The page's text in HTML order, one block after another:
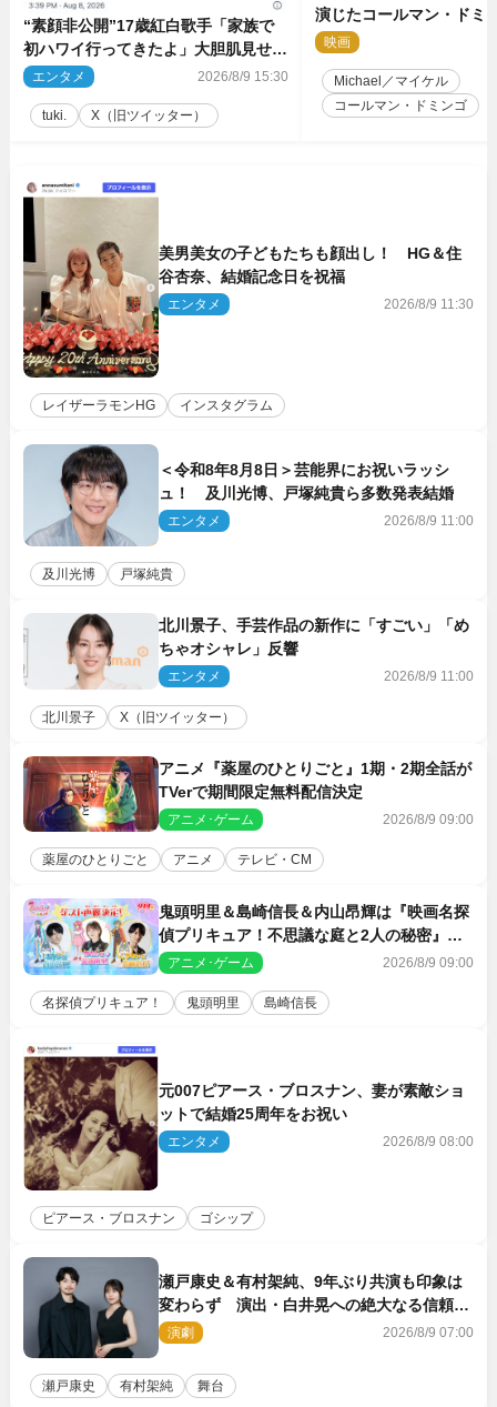
“素顔非公開”17歳紅白歌手「家族で
初ハワイ行ってきたよ」大胆肌見せシ
ョット公開
エンタメ 2026/8/9 15:30
tuki. X（旧ツイッター）
演じたコールマン・ドミ
イクに2時間半かかって
映画
Michael／マイケル
コールマン・ドミンゴ
美男美女の子どもたちも顔出し！ HG＆住
谷杏奈、結婚記念日を祝福
エンタメ 2026/8/9 11:30
レイザーラモンHG インスタグラム
＜令和8年8月8日＞芸能界にお祝いラッシ
ュ！ 及川光博、戸塚純貴ら多数発表結婚
エンタメ 2026/8/9 11:00
及川光博 戸塚純貴
北川景子、手芸作品の新作に「すごい」「め
ちゃオシャレ」反響
エンタメ 2026/8/9 11:00
北川景子 X（旧ツイッター）
アニメ『薬屋のひとりごと』1期・2期全話が
TVerで期間限定無料配信決定
アニメ･ゲーム 2026/8/9 09:00
薬屋のひとりごと アニメ テレビ・CM
鬼頭明里＆島崎信長＆内山昂輝は『映画名探
偵プリキュア！不思議な庭と2人の秘密』ゲ
スト声優に決定
アニメ･ゲーム 2026/8/9 09:00
名探偵プリキュア！ 鬼頭明里 島崎信長
元007ピアース・ブロスナン、妻が素敵ショ
ットで結婚25周年をお祝い
エンタメ 2026/8/9 08:00
ピアース・ブロスナン ゴシップ
瀬戸康史＆有村架純、9年ぶり共演も印象は
変わらず 演出・白井晃への絶大なる信頼を
胸に舞台『キュー』に挑む
演劇 2026/8/9 07:00
瀬戸康史 有村架純 舞台